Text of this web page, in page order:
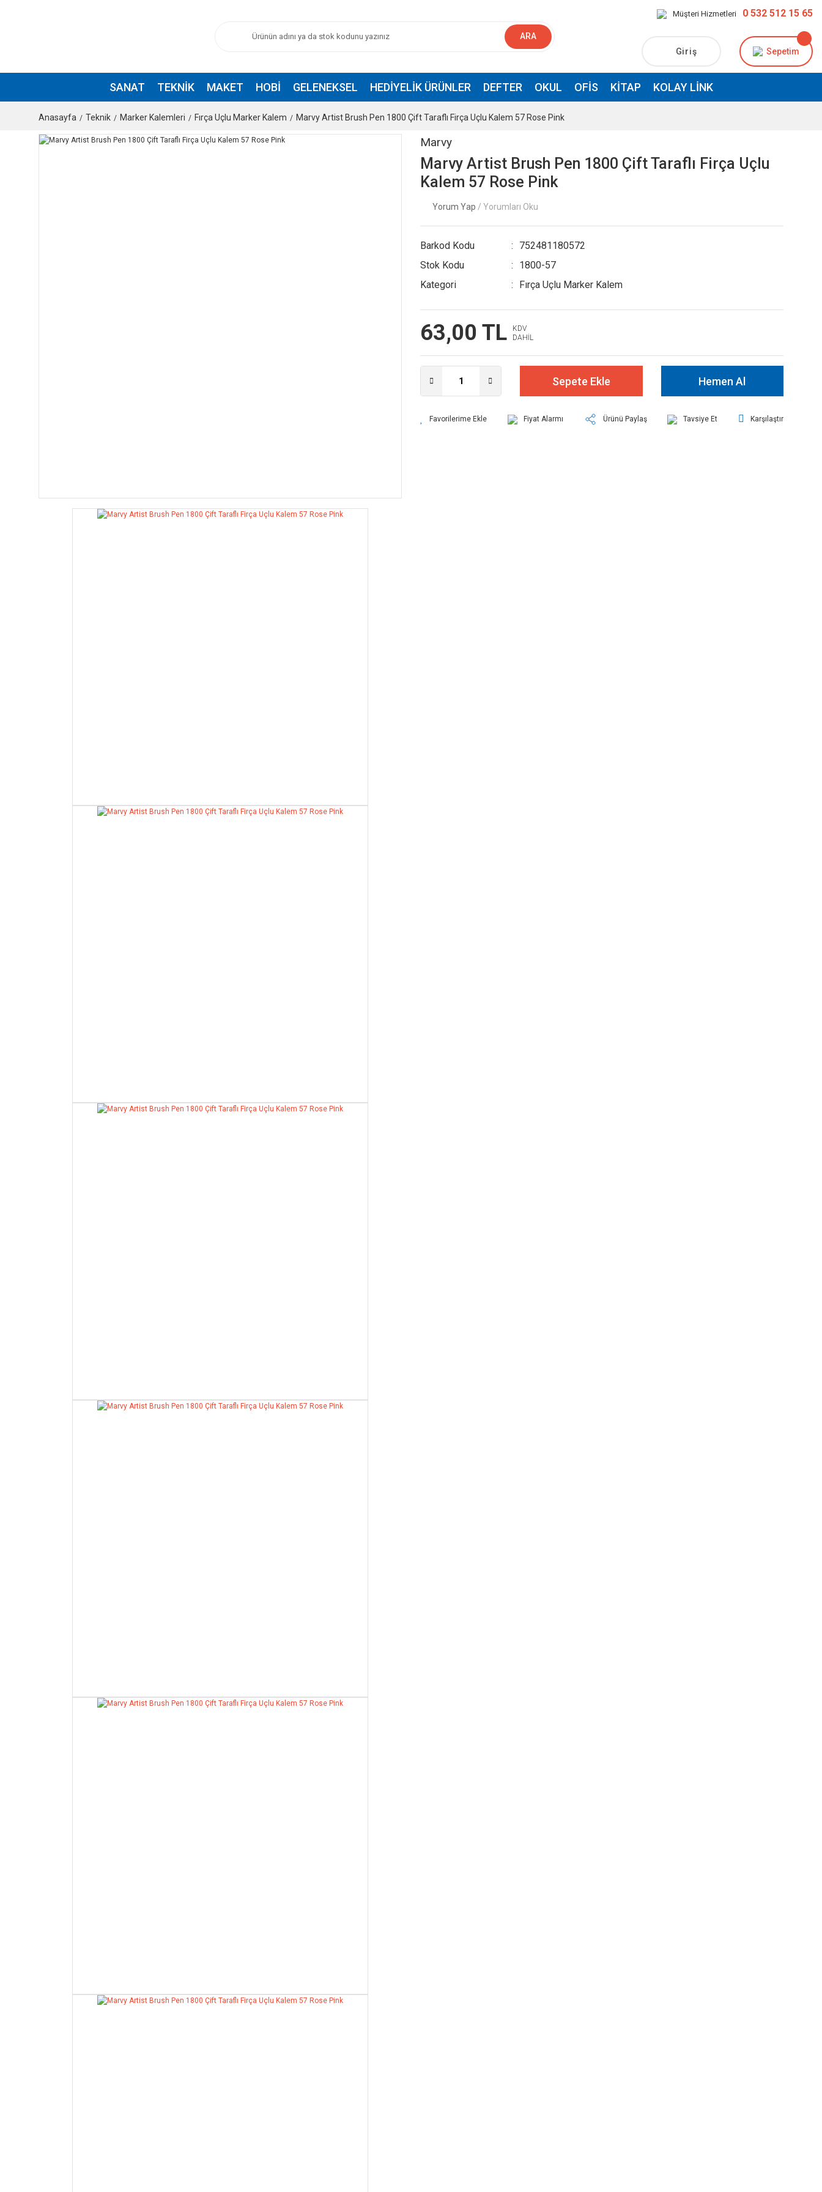
ARA
Müşteri Hizmetleri 0 532 512 15 65
Giriş Sepetim
SANAT TEKNIK MAKET HOBI GELENEKSEL HEDIYELIK ÜRÜNLER DEFTER OKUL OFIS KITAP KOLAY LINK
Anasayfa Teknik Marker Kalemleri Fırça Uçlu Marker Kalem Marvy Artist Brush Pen 1800 Çift Taraflı Firça Uçlu Kalem 57 Rose Pink
Marvy
Marvy Artist Brush Pen 1800 Çift Taraflı Firça Uçlu
Kalem 57 Rose Pink
Yorum Yap / Yorumları Oku
Barkod Kodu
752481180572
Stok Kodu
1800-57
Kategori
Fırça Uçlu Marker Kalem
63,00 TL
KDV
DAHİL
Sepete Ekle Hemen Al
Fiyat Alarmı Ürünü Paylaş Tavsiye Et Karşılaştır